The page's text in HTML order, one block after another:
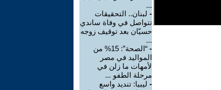
...
- لبنان.. التحقيقات
تتواصل في وفاة ساندي
حسيّان بعد توقيف زوجه
...
-
“الصحة”: 15% من
المواليد في مصر
لأمهات ما زلن في
مرحلة الطفو ...
- ليبيا: تنديد واسع